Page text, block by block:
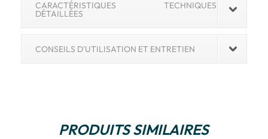
CARACTÉRISTIQUES TECHNIQUES
DÉTAILLÉES
CONSEILS D'UTILISATION ET ENTRETIEN
PRODUITS SIMILAIRES